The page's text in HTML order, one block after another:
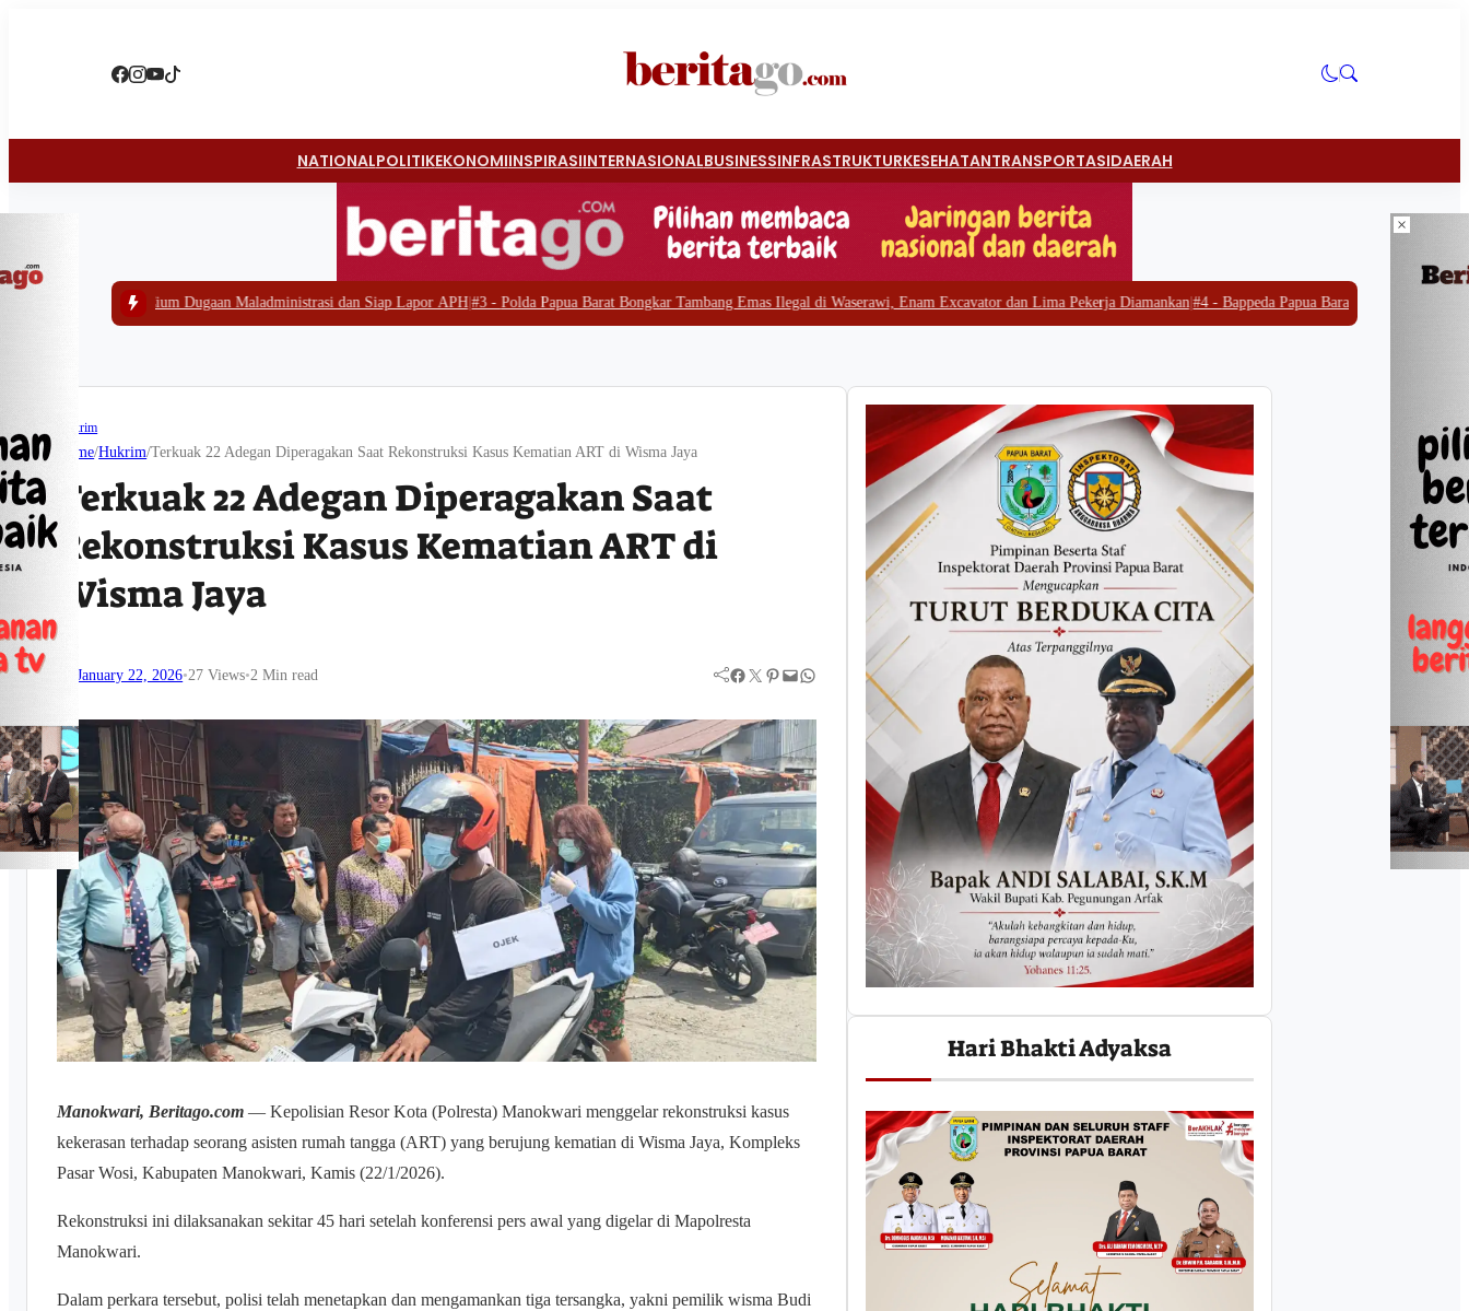
NATIONALPOLITIKEKONOMIINSPIRASIINTERNASIONALBUSINESSINFRASTRUKTURKESEHATANTRANSPORTASIDAERAH
Cium Dugaan Maladministrasi dan Siap Lapor APH| #3 - Polda Papua Barat Bongkar Tambang Emas Ilegal di Waserawi, Enam Excavator dan Lima Pekerja Diamankan|#4 -Bappeda Papua Barat Gandeng SKALA Perkuat Strategi
Hukrim
Home/Hukrim/Terkuak 22 Adegan Diperagakan Saat Rekonstruksi Kasus Kematian ART di Wisma Jaya
Terkuak 22 Adegan Diperagakan Saat
Rekonstruksi Kasus Kematian ART di
Wisma Jaya
January 22, 2026•27 Views•2 Min read Facebook Twitter Pinterest Mail WhatsApp
Manokwari, Beritago.com — Kepolisian Resor Kota (Polresta) Manokwari menggelar rekonstruksi kasus
kekerasan terhadap seorang asisten rumah tangga (ART) yang berujung kematian di Wisma Jaya, Kompleks
Pasar Wosi, Kabupaten Manokwari, Kamis (22/1/2026).
Rekonstruksi ini dilaksanakan sekitar 45 hari setelah konferensi pers awal yang digelar di Mapolresta
Manokwari.
Dalam perkara tersebut, polisi telah menetapkan dan mengamankan tiga tersangka, yakni pemilik wisma Budi
Hari Bhakti Adyaksa
×